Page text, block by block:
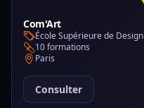
Com'Art
École Supérieure de Design
10 formations
Paris
Consulter